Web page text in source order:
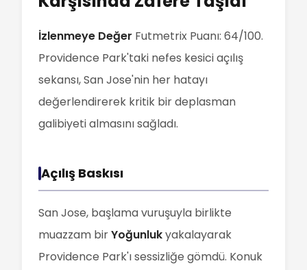
İzlenmeye Değer Futmetrix Puanı: 64/100.
Providence Park'taki nefes kesici açılış
sekansı, San Jose'nin her hatayı
değerlendirerek kritik bir deplasman
galibiyeti almasını sağladı.
Açılış Baskısı
San Jose, başlama vuruşuyla birlikte
muazzam birYoğunlukyakalayarak
Providence Park'ı sessizliğe gömdü. Konuk